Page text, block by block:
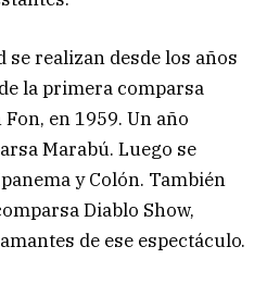
se realizan desde los años
la primera comparsa
en 1959. Un año
Marabú. Luego se
y Colón. También
Diablo Show,
de ese espectáculo.